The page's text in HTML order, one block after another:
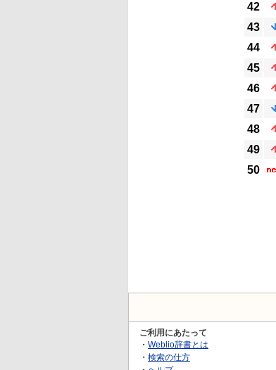
42
43
44
45
46
47
48
49
50
ご利用にあたって
・ Weblio辞書とは
・ 検索の仕方